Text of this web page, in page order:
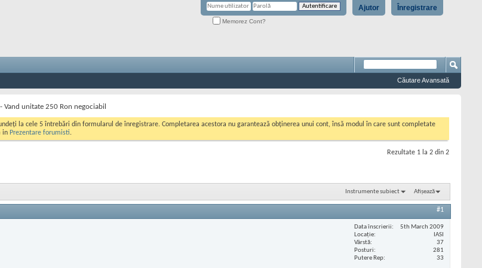
Înregistrare
Ajutor
Memorez Cont?
Căutare Avansată
Vand unitate 250 Ron negociabil
la cele 5 întrebări din formularul de înregistrare. Completarea acestora nu garantează obținerea unui cont, însă modul în care sunt completate
in Prezentare forumisti.
Rezultate 1 la 2 din 2
Instrumente subiect Afișează
#1
Data înscrierii
5th March 2009
Locaţie
IASI
Vârstă
37
Posturi
281
Putere Rep
33